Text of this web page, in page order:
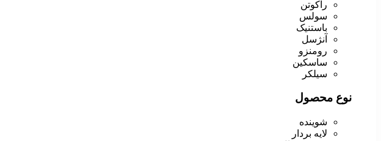
راکوتن
سولس
باستنیک
آنژسل
رومنزو
ساسکین
سیلکر
نوع محصول
شوینده
لایه بردار